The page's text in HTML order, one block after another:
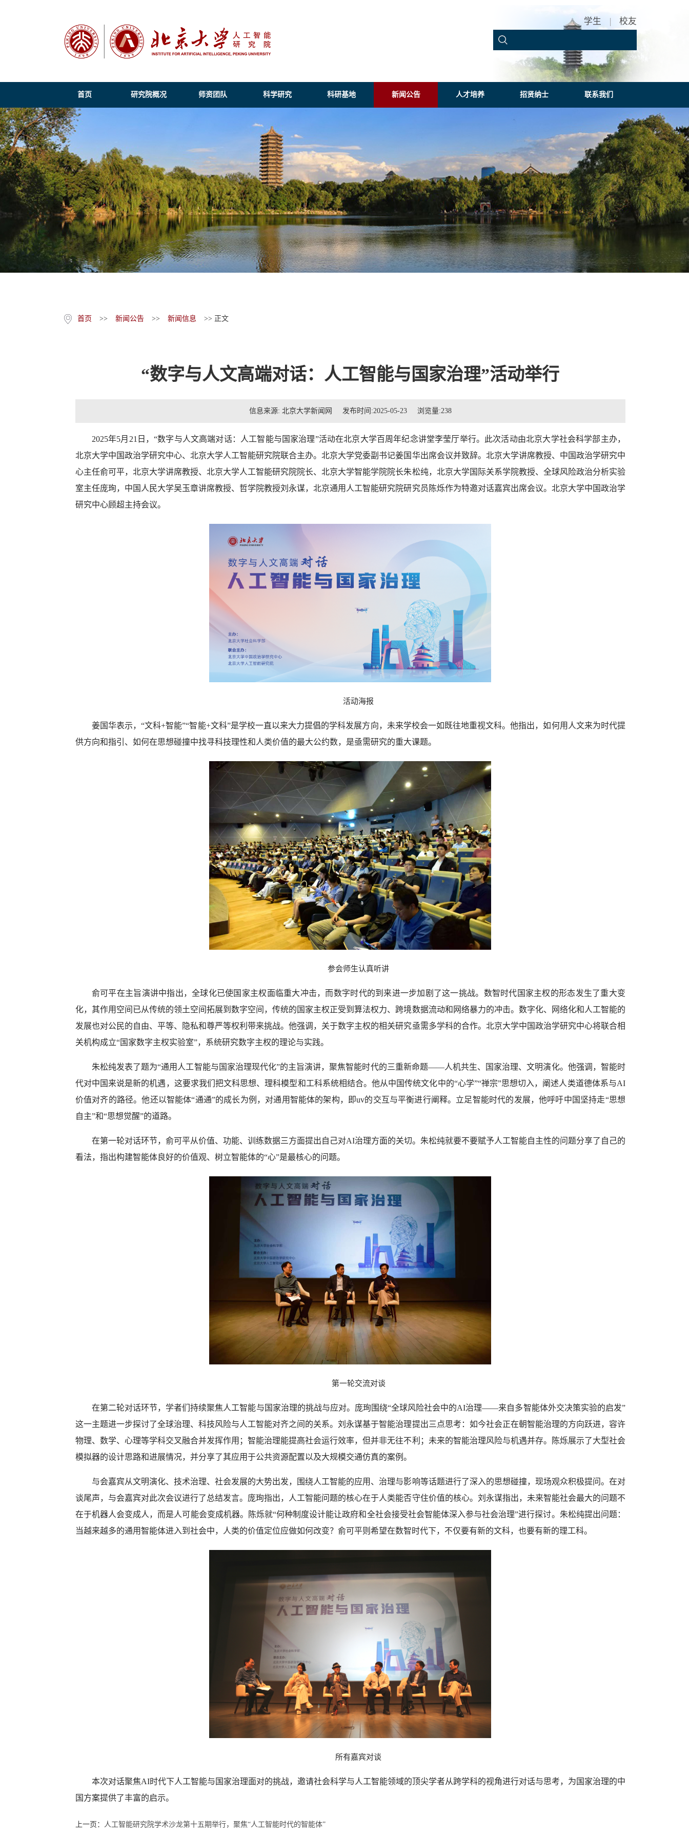
学生 | 校友
首页 研究院概况 师资团队 科学研究 科研基地 新闻公告 人才培养 招贤纳士 联系我们
首页 >> 新闻公告 >> 新闻信息 >> 正文
“数字与人文高端对话：人工智能与国家治理”活动举行
信息来源: 北京大学新闻网 发布时间:2025-05-23 浏览量:238
2025年5月21日，“数字与人文高端对话：人工智能与国家治理”活动在北京大学百周年纪念讲堂李莹厅举行。此次活动由北京大学社会科学部主办，
北京大学中国政治学研究中心、北京大学人工智能研究院联合主办。北京大学党委副书记姜国华出席会议并致辞。北京大学讲席教授、中国政治学研究中
心主任俞可平，北京大学讲席教授、北京大学人工智能研究院院长、北京大学智能学院院长朱松纯，北京大学国际关系学院教授、全球风险政治分析实验
室主任庞珣，中国人民大学吴玉章讲席教授、哲学院教授刘永谋，北京通用人工智能研究院研究员陈烁作为特邀对话嘉宾出席会议。北京大学中国政治学
研究中心顾超主持会议。
活动海报
姜国华表示，“文科+智能”“智能+文科”是学校一直以来大力提倡的学科发展方向，未来学校会一如既往地重视文科。他指出，如何用人文来为时代提
供方向和指引、如何在思想碰撞中找寻科技理性和人类价值的最大公约数，是亟需研究的重大课题。
参会师生认真听讲
俞可平在主旨演讲中指出，全球化已使国家主权面临重大冲击，而数字时代的到来进一步加剧了这一挑战。数智时代国家主权的形态发生了重大变
化，其作用空间已从传统的领土空间拓展到数字空间，传统的国家主权正受到算法权力、跨境数据流动和网络暴力的冲击。数字化、网络化和人工智能的
发展也对公民的自由、平等、隐私和尊严等权利带来挑战。他强调，关于数字主权的相关研究亟需多学科的合作。北京大学中国政治学研究中心将联合相
关机构成立“国家数字主权实验室”，系统研究数字主权的理论与实践。
朱松纯发表了题为“通用人工智能与国家治理现代化”的主旨演讲，聚焦智能时代的三重新命题——人机共生、国家治理、文明演化。他强调，智能时
代对中国来说是新的机遇，这要求我们把文科思想、理科模型和工科系统相结合。他从中国传统文化中的“心学”“禅宗”思想切入，阐述人类道德体系与AI
价值对齐的路径。他还以智能体“通通”的成长为例，对通用智能体的架构，即uv的交互与平衡进行阐释。立足智能时代的发展，他呼吁中国坚持走“思想
自主”和“思想觉醒”的道路。
在第一轮对话环节，俞可平从价值、功能、训练数据三方面提出自己对AI治理方面的关切。朱松纯就要不要赋予人工智能自主性的问题分享了自己的
看法，指出构建智能体良好的价值观、树立智能体的“心”是最核心的问题。
第一轮交流对谈
在第二轮对话环节，学者们持续聚焦人工智能与国家治理的挑战与应对。庞珣围绕“全球风险社会中的AI治理——来自多智能体外交决策实验的启发”
这一主题进一步探讨了全球治理、科技风险与人工智能对齐之间的关系。刘永谋基于智能治理提出三点思考：如今社会正在朝智能治理的方向跃进，容许
物理、数学、心理等学科交叉融合并发挥作用；智能治理能提高社会运行效率，但并非无往不利；未来的智能治理风险与机遇并存。陈烁展示了大型社会
模拟器的设计思路和进展情况，并分享了其应用于公共资源配置以及大规模交通仿真的案例。
与会嘉宾从文明演化、技术治理、社会发展的大势出发，围绕人工智能的应用、治理与影响等话题进行了深入的思想碰撞，现场观众积极提问。在对
谈尾声，与会嘉宾对此次会议进行了总结发言。庞珣指出，人工智能问题的核心在于人类能否守住价值的核心。刘永谋指出，未来智能社会最大的问题不
在于机器人会变成人，而是人可能会变成机器。陈烁就“何种制度设计能让政府和全社会接受社会智能体深入参与社会治理”进行探讨。朱松纯提出问题：
当越来越多的通用智能体进入到社会中，人类的价值定位应做如何改变？俞可平则希望在数智时代下，不仅要有新的文科，也要有新的理工科。
所有嘉宾对谈
本次对话聚焦AI时代下人工智能与国家治理面对的挑战，邀请社会科学与人工智能领域的顶尖学者从跨学科的视角进行对话与思考，为国家治理的中
国方案提供了丰富的启示。
上一页： 人工智能研究院学术沙龙第十五期举行，聚焦“人工智能时代的智能体”